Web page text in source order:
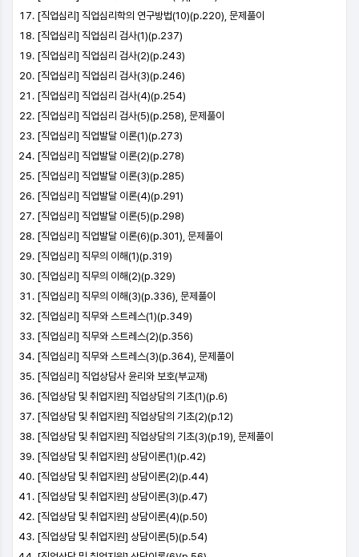
[직업심리] 직업심리학의 연구방법(10)(p.220), 문제풀이
[직업심리] 직업심리 검사(1)(p.237)
[직업심리] 직업심리 검사(2)(p.243)
[직업심리] 직업심리 검사(3)(p.246)
[직업심리] 직업심리 검사(4)(p.254)
[직업심리] 직업심리 검사(5)(p.258), 문제풀이
[직업심리] 직업발달 이론(1)(p.273)
[직업심리] 직업발달 이론(2)(p.278)
[직업심리] 직업발달 이론(3)(p.285)
[직업심리] 직업발달 이론(4)(p.291)
[직업심리] 직업발달 이론(5)(p.298)
[직업심리] 직업발달 이론(6)(p.301), 문제풀이
[직업심리] 직무의 이해(1)(p.319)
[직업심리] 직무의 이해(2)(p.329)
[직업심리] 직무의 이해(3)(p.336), 문제풀이
[직업심리] 직무와 스트레스(1)(p.349)
[직업심리] 직무와 스트레스(2)(p.356)
[직업심리] 직무와 스트레스(3)(p.364), 문제풀이
[직업심리] 직업상담사 윤리와 보호(부교재)
[직업상담 및 취업지원] 직업상담의 기초(1)(p.6)
[직업상담 및 취업지원] 직업상담의 기초(2)(p.12)
[직업상담 및 취업지원] 직업상담의 기초(3)(p.19), 문제풀이
[직업상담 및 취업지원] 상담이론(1)(p.42)
[직업상담 및 취업지원] 상담이론(2)(p.44)
[직업상담 및 취업지원] 상담이론(3)(p.47)
[직업상담 및 취업지원] 상담이론(4)(p.50)
[직업상담 및 취업지원] 상담이론(5)(p.54)